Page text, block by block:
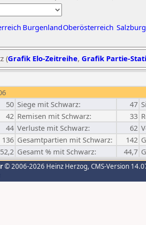
BurgenlandOberösterreich Salzburg
(Grafik Elo-Zeitreihe, Grafik Partie-
50 Siege mit Schwarz: 47
42 Remisen mit Schwarz: 33
44 Verluste mit Schwarz: 62
136 Gesamtpartien mit Schwarz: 142
52,2 Gesamt % mit Schwarz: 44,7
© 2006-2026 Heinz Herzog, CMS-Version